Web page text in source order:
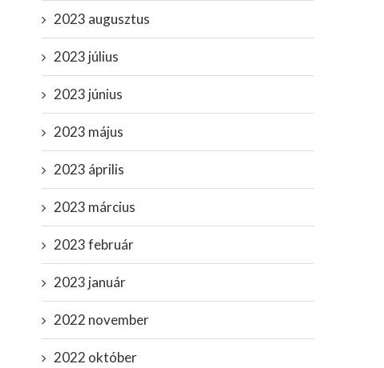
2023 augusztus
2023 július
2023 június
2023 május
2023 április
2023 március
2023 február
2023 január
2022 november
2022 október